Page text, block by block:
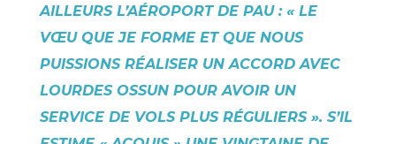
AILLEURS L’AÉROPORT DE PAU : « LE
VŒU QUE JE FORME ET QUE NOUS
PUISSIONS RÉALISER UN ACCORD AVEC
LOURDES OSSUN POUR AVOIR UN
SERVICE DE VOLS PLUS RÉGULIERS ». S’IL